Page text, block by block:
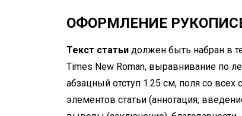
ОФОРМЛЕНИЕ
Текст статьи должен быть набран в
Times New Roman, выравнивание по
абзацный отступ 1.25 см, поля со
элементов статьи (аннотация,